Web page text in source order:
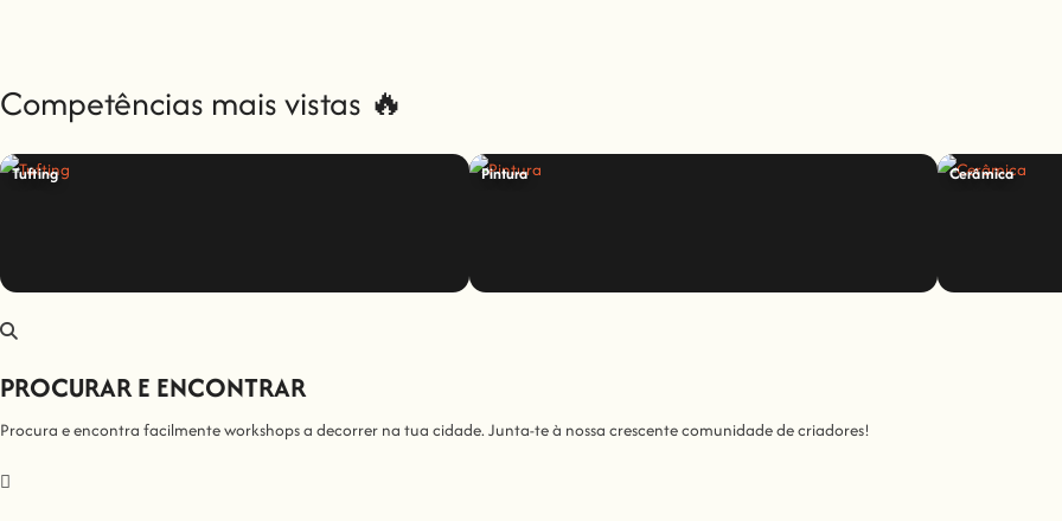
Competências mais vistas 🔥
Tufting Pintura Cerâmica
PROCURAR E ENCONTRAR
Procura e encontra facilmente workshops a decorrer na tua cidade. Junta-te à nossa crescente comunidade de criadores!